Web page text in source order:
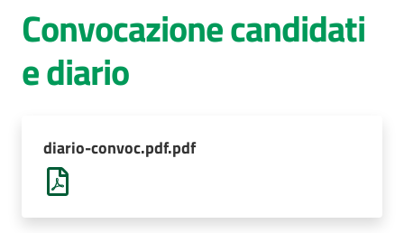
Luoghi di
cura
Convocazione candidati
e diario
diario-convoc.pdf.pdf